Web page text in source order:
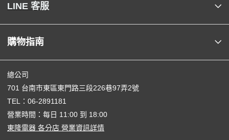
LINE 客服
購物指南
總公司
701 台南市東區東門路三段226巷97弄2號
TEL： 06-2891181
營業時間：每日 11:00 到 18:00
東隆電器 各分店 營業資訊詳情